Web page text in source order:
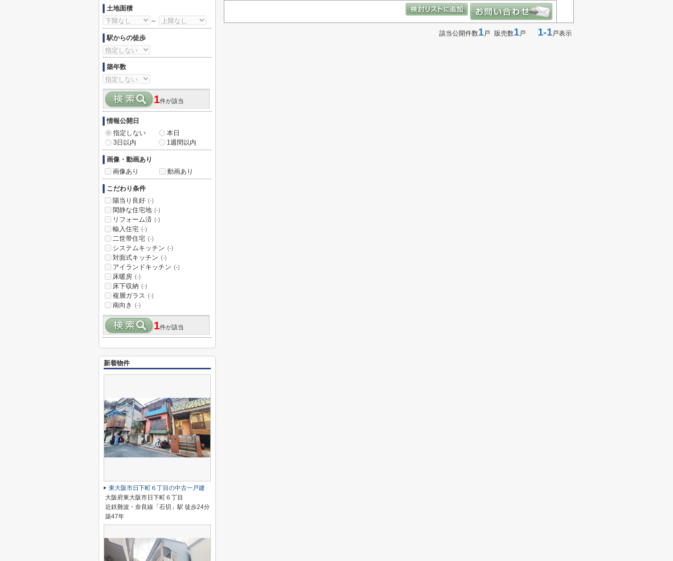
該当公開件数1戸 販売数1戸 1-1戸表示
土地面積
～
駅からの徒歩
築年数
1件が該当
情報公開日
指定しない
本日
3日以内
1週間以内
画像・動画あり
画像あり
動画あり
こだわり条件
陽当り良好 (-)
閑静な住宅地 (-)
リフォーム済 (-)
輸入住宅 (-)
二世帯住宅 (-)
システムキッチン (-)
対面式キッチン (-)
アイランドキッチン (-)
床暖房 (-)
床下収納 (-)
複層ガラス (-)
南向き (-)
1件が該当
新着物件
東大阪市日下町６丁目の中古一戸建
大阪府東大阪市日下町６丁目
近鉄難波・奈良線「石切」駅 徒歩24分
築47年